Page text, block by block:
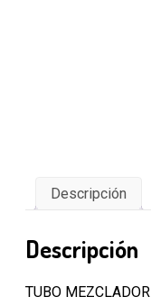
Descripción
Descripción
TUBO MEZCLADOR